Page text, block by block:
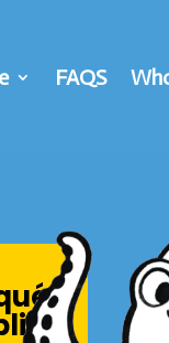
FAQS